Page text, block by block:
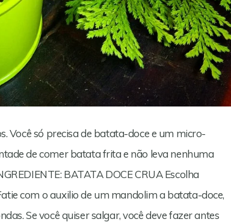
Você só precisa de batata-doce e um micro-
de comer batata frita e não leva nenhuma
BATATA DOCE CRUA Escolha
com o auxilio de um mandolim a batata-doce,
Se você quiser salgar, você deve fazer antes